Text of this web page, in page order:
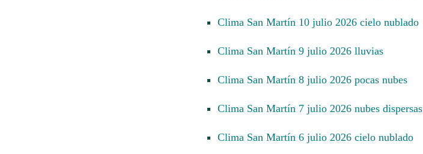
Clima San Martín 10 julio 2026 cielo nublado
Clima San Martín 9 julio 2026 lluvias
Clima San Martín 8 julio 2026 pocas nubes
Clima San Martín 7 julio 2026 nubes dispersas
Clima San Martín 6 julio 2026 cielo nublado